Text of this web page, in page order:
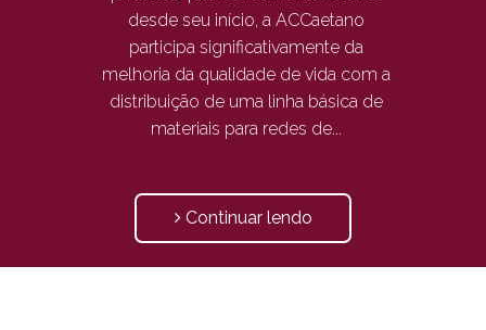
desde seu início, a ACCaetano
participa significativamente da
melhoria da qualidade de vida com a
distribuição de uma linha básica de
materiais para redes de...
Continuar lendo